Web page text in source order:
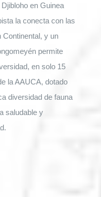
en Guinea
la conecta con las
Continental, y un
permite
en solo 15
la AAUCA, dotado
diversidad de fauna
saludable y